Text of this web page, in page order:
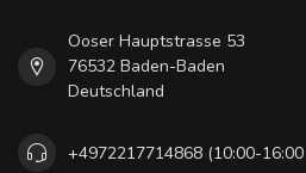
Ooser Hauptstrasse 53
76532 Baden-Baden
Deutschland
+4972217714868 (10:00-